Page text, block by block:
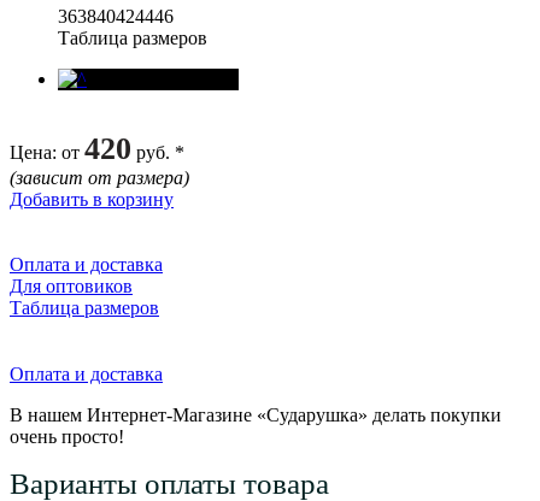
363840424446
Таблица размеров
Цена: от 420 руб. *
(зависит от размера)
Добавить в корзину
Оплата и доставка
Для оптовиков
Таблица размеров
Оплата и доставка
В нашем Интернет-Магазине «Сударушка» делать покупки
очень просто!
Варианты оплаты товара